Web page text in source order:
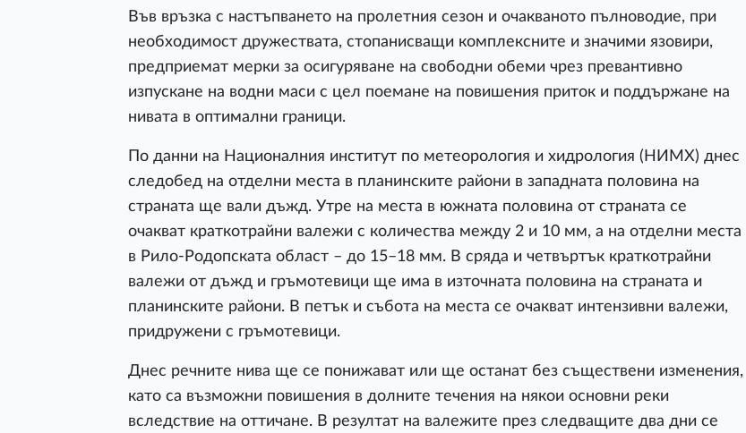
Във връзка с настъпването на пролетния сезон и очакваното пълноводие, при
необходимост дружествата, стопанисващи комплексните и значими язовири,
предприемат мерки за осигуряване на свободни обеми чрез превантивно
изпускане на водни маси с цел поемане на повишения приток и поддържане на
нивата в оптимални граници.
По данни на Националния институт по метеорология и хидрология (НИМХ) днес
следобед на отделни места в планинските райони в западната половина на
страната ще вали дъжд. Утре на места в южната половина от страната се
очакват краткотрайни валежи с количества между 2 и 10 мм, а на отделни места
в Рило-Родопската област – до 15–18 мм. В сряда и четвъртък краткотрайни
валежи от дъжд и гръмотевици ще има в източната половина на страната и
планинските райони. В петък и събота на места се очакват интензивни валежи,
придружени с гръмотевици.
Днес речните нива ще се понижават или ще останат без съществени изменения,
като са възможни повишения в долните течения на някои основни реки
вследствие на оттичане. В резултат на валежите през следващите два дни се